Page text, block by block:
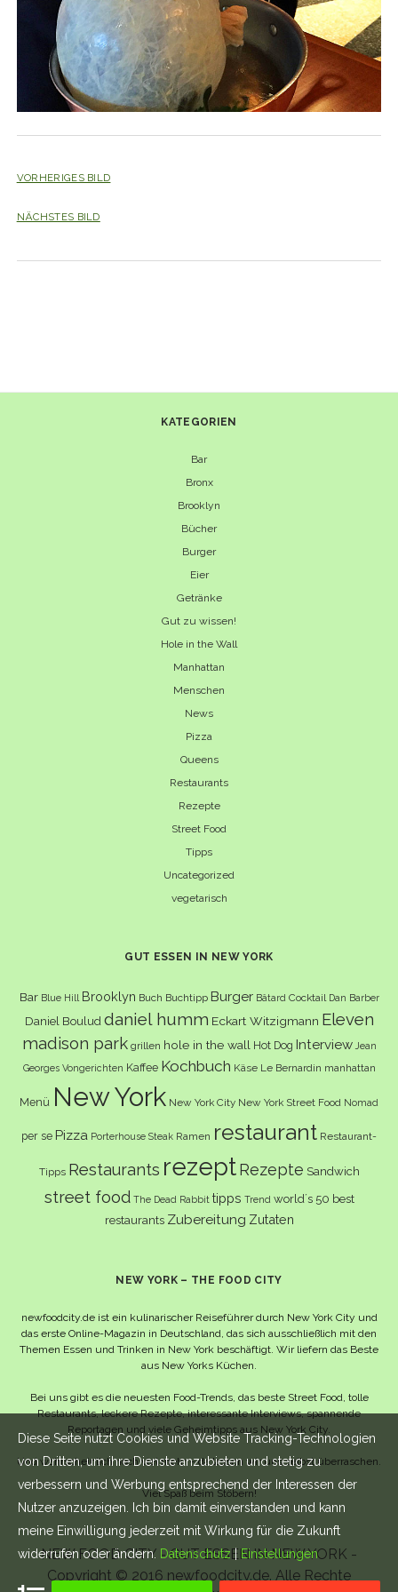
VORHERIGES BILD
NÄCHSTES BILD
KATEGORIEN
Bar
Bronx
Brooklyn
Bücher
Burger
Eier
Getränke
Gut zu wissen!
Hole in the Wall
Manhattan
Menschen
News
Pizza
Queens
Restaurants
Rezepte
Street Food
Tipps
Uncategorized
vegetarisch
GUT ESSEN IN NEW YORK
Bar Blue Hill Brooklyn Buch Buchtipp Burger Bâtard Cocktail Dan Barber
Daniel Boulud daniel humm Eckart Witzigmann Eleven
madison park grillen hole in the wall Hot Dog Interview Jean
Georges Vongerichten Kaffee Kochbuch Käse Le Bernardin manhattan
Menü New York New York City New York Street Food Nomad
per se Pizza Porterhouse Steak Ramen restaurant Restaurant-
Tipps Restaurants rezept Rezepte Sandwich
street food The Dead Rabbit tipps Trend world´s 50 best
restaurants Zubereitung Zutaten
NEW YORK – THE FOOD CITY
newfoodcity.de ist ein kulinarischer Reiseführer durch New York City und
das erste Online-Magazin in Deutschland, das sich ausschließlich mit den
Themen Essen und Trinken in New York beschäftigt. Wir liefern das Beste
aus New Yorks Küchen.
Bei uns gibt es die neuesten Food-Trends, das beste Street Food, tolle
Restaurants, leckere Rezepte, interessante Interviews, spannende
Reportagen und viele Geheimtipps aus New York City.
Und wahrscheinlich noch viel mehr – da lassen wir uns selbst überraschen.
Viel Spaß beim Stöbern!
NEW FOOD CITY - GUT ESSEN IN NEW YORK -
Copyright © 2016 newfoodcity.de. Alle Rechte
Diese Seite nutzt Cookies und Website Tracking-Technologien
von Dritten, um ihre Dienste anzubieten und stetig zu
verbessern und Werbung entsprechend der Interessen der
Nutzer anzuzeigen. Ich bin damit einverstanden und kann
meine Einwilligung jederzeit mit Wirkung für die Zukunft
widerrufen oder ändern. Datenschutz| Einstellungen